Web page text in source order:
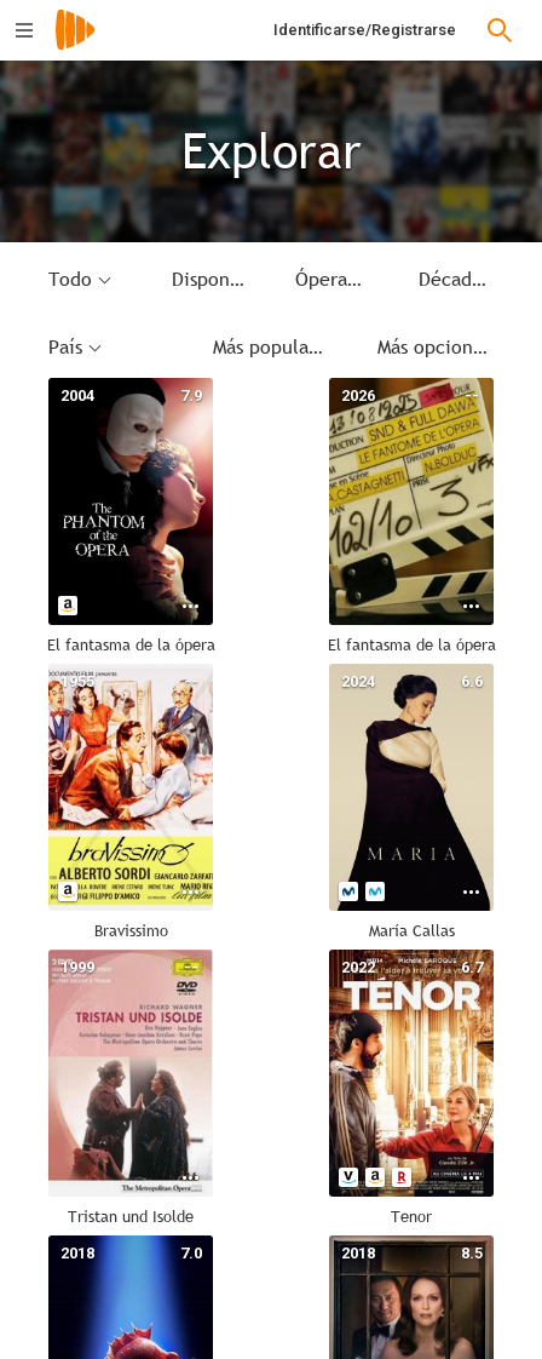
Identificarse/Registrarse
Explorar
Todo Disponible Ópera Década
País Más populares Más opciones
7.9
2004
El fantasma de la ópera
--
2026
El fantasma de la ópera
--
1955
Bravissimo
6.6
2024
María Callas
--
1999
Tristan und Isolde
6.7
2022
Tenor
7.0
2018 8.5
2018